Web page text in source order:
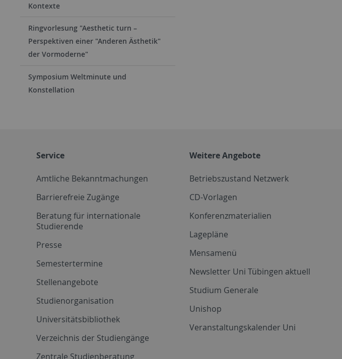
Kontexte
Ringvorlesung "Aesthetic turn –
Perspektiven einer "Anderen Ästhetik"
der Vormoderne"
Symposium Weltminute und
Konstellation
Service
Amtliche Bekanntmachungen
Barrierefreie Zugänge
Beratung für internationale
Studierende
Presse
Semestertermine
Stellenangebote
Studienorganisation
Universitätsbibliothek
Verzeichnis der Studiengänge
Zentrale Studienberatung
Weitere Angebote
Betriebszustand Netzwerk
CD-Vorlagen
Konferenzmaterialien
Lagepläne
Mensamenü
Newsletter Uni Tübingen aktuell
Studium Generale
Unishop
Veranstaltungskalender Uni